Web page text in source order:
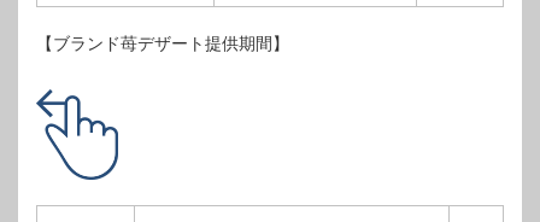
【ブランド苺デザート提供期間】